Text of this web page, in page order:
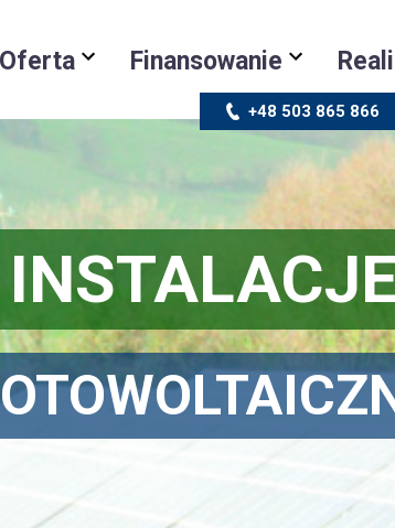
Oferta Finansowanie
+48 503 865 866